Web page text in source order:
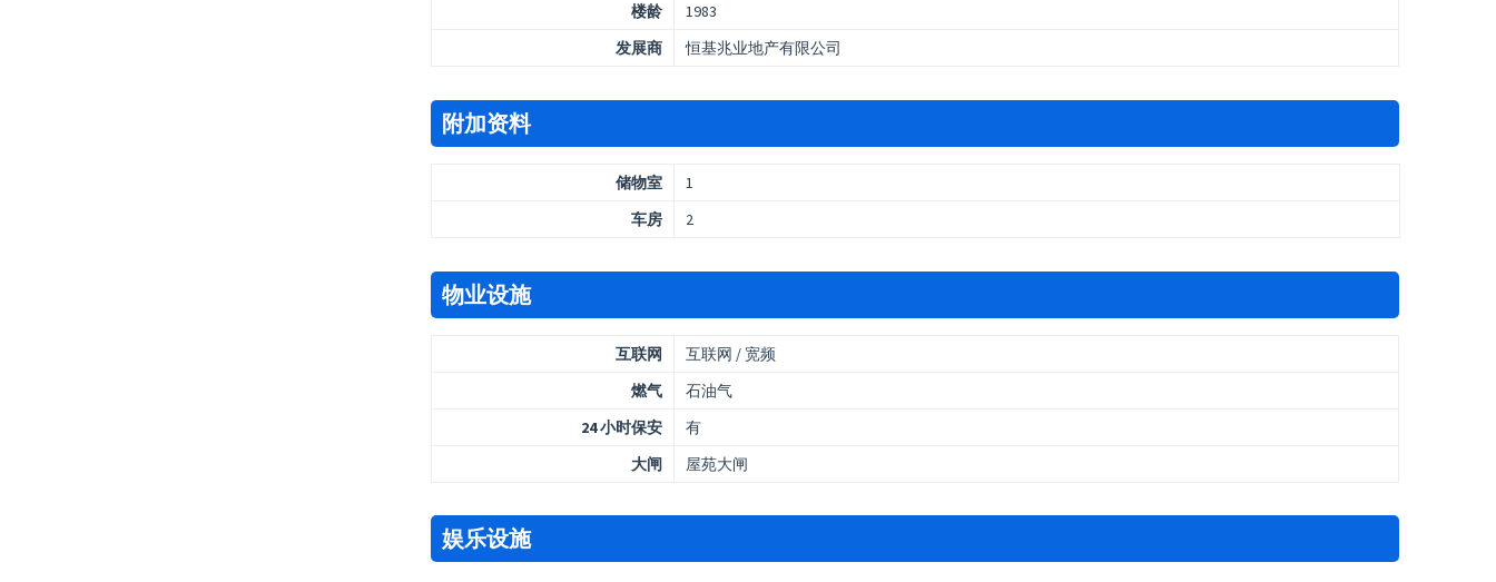
楼龄
1983
发展商
恒基兆业地产有限公司
附加资料
储物室
1
车房
2
物业设施
互联网
互联网 / 宽频
燃气
石油气
24 小时保安
有
大闸
屋苑大闸
娱乐设施